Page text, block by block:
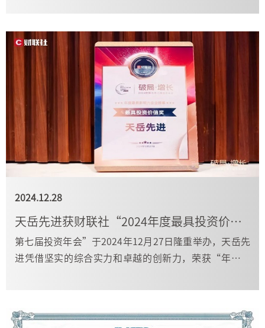
单晶碳化硅衬底”（专利号：ZL201811205291.2）荣获
第二十五届中国专利银奖。
2024.12.28
天岳先进获财联社“2024年度最具投资价值奖”
第七届投资年会”于2024年12月27日隆重举办，天岳先
进凭借坚实的综合实力和卓越的创新力，荣获“年度最
的认可，更是对公司未来发展潜力的肯定。